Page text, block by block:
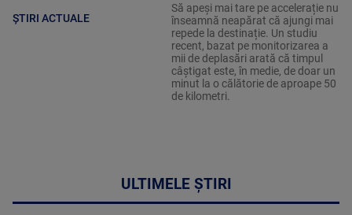
ȘTIRI ACTUALE
Să apeși mai tare pe accelerație nu
înseamnă neapărat că ajungi mai
repede la destinație. Un studiu
recent, bazat pe monitorizarea a
mii de deplasări arată că timpul
câștigat este, în medie, de doar un
minut la o călătorie de aproape 50
de kilometri.
ULTIMELE ȘTIRI